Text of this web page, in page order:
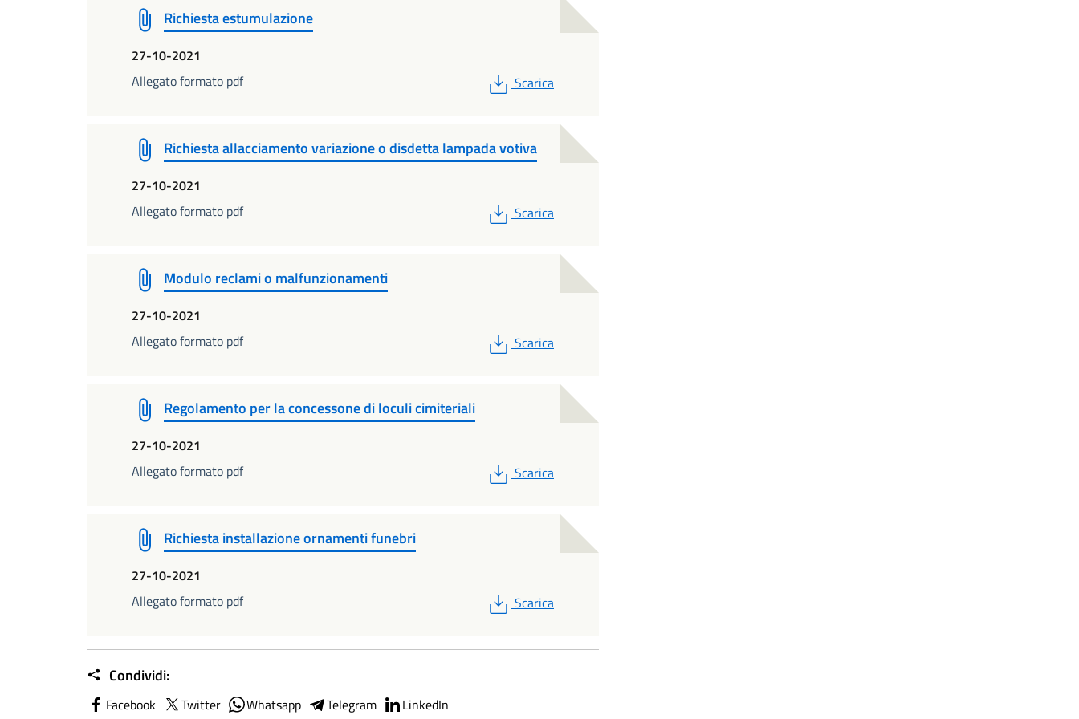
Richiesta estumulazione
27-10-2021
Allegato formato pdf
PDF
Scarica
Richiesta allacciamento variazione o disdetta lampada votiva
27-10-2021
Allegato formato pdf
PDF
Scarica
Modulo reclami o malfunzionamenti
27-10-2021
Allegato formato pdf
PDF
Scarica
Regolamento per la concessone di loculi cimiteriali
27-10-2021
Allegato formato pdf
PDF
Scarica
Richiesta installazione ornamenti funebri
27-10-2021
Allegato formato pdf
PDF
Scarica
Condividi:
Facebook Twitter Whatsapp Telegram LinkedIn